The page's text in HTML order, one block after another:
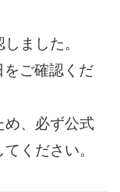
ました。
をご確認くだ
、必ず公式
ください。